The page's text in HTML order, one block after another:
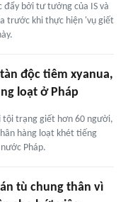
đẩy bởi tư tưởng của IS và
trước khi thực hiện 'vụ giết
tàn độc tiêm xyanua,
loạt ở Pháp
tội trạng giết hơn 60 người,
hàng loạt khét tiếng
Pháp.
tù chung thân vì